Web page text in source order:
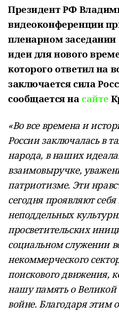
Президент РФ
видеоконференции
пленарном
идеи для нового
которого ответил на
заключается сила
сообщается на сайте
«Во все времена и
России заключалась в
народа, в наших
взаимовыручке,
патриотизме. Эти
сегодня проявляют
неподдельных
просветительских
социальном служении
некоммерческого
поискового движения,
нашу память о Великой
войне. Благодаря этим